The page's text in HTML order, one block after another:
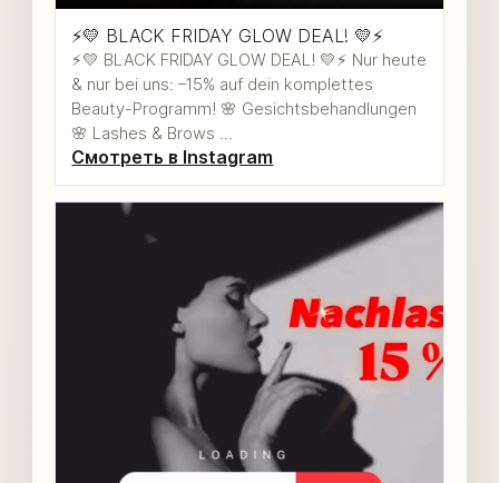
⚡️💛 BLACK FRIDAY GLOW DEAL! 💛⚡️
⚡️💛 BLACK FRIDAY GLOW DEAL! 💛⚡️ Nur heute
& nur bei uns: –15% auf dein komplettes
Beauty-Programm! 🌸 Gesichtsbehandlungen
🌸 Lashes & Brows …
Смотреть в Instagram